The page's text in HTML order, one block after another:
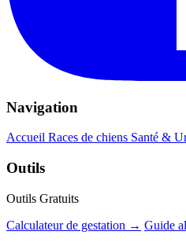
Navigation
Accueil Races de chiens Santé &
Outils
Outils Gratuits
Calculateur de gestation → Guide